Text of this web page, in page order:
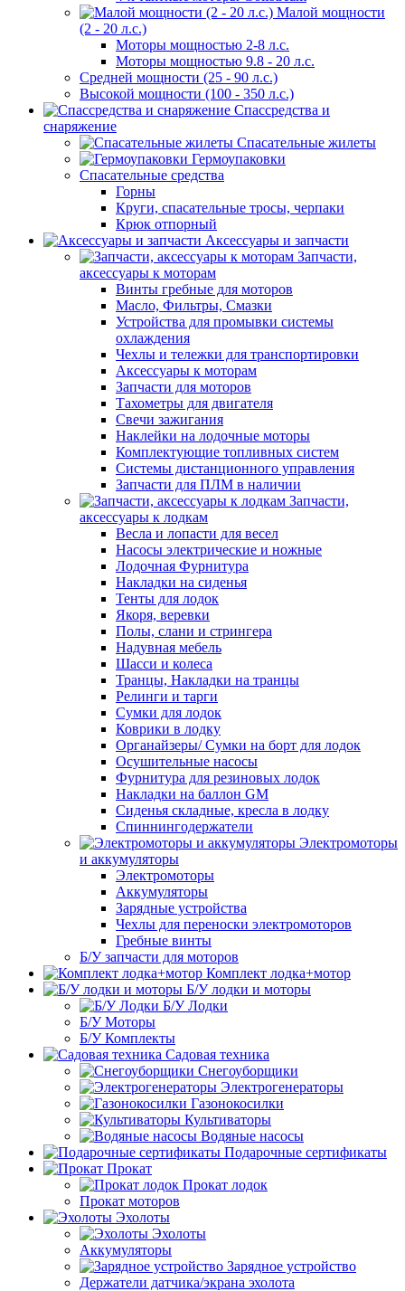
Малой мощности
(2 - 20 л.с.)
Моторы мощностью 2-8 л.с.
Моторы мощностью 9.8 - 20 л.с.
Средней мощности (25 - 90 л.с.)
Высокой мощности (100 - 350 л.с.)
Спассредства и
снаряжение
Спасательные жилеты
Гермоупаковки
Спасательные средства
Горны
Круги, спасательные тросы, черпаки
Крюк отпорный
Аксессуары и запчасти
Запчасти,
аксессуары к моторам
Винты гребные для моторов
Масло, Фильтры, Смазки
Устройства для промывки системы
охлаждения
Чехлы и тележки для транспортировки
Аксессуары к моторам
Запчасти для моторов
Тахометры для двигателя
Свечи зажигания
Наклейки на лодочные моторы
Комплектующие топливных систем
Системы дистанционного управления
Запчасти для ПЛМ в наличии
Запчасти,
аксессуары к лодкам
Весла и лопасти для весел
Насосы электрические и ножные
Лодочная Фурнитура
Накладки на сиденья
Тенты для лодок
Якоря, веревки
Полы, слани и стрингера
Надувная мебель
Шасси и колеса
Транцы, Накладки на транцы
Релинги и тарги
Сумки для лодок
Коврики в лодку
Органайзеры/ Сумки на борт для лодок
Осушительные насосы
Фурнитура для резиновых лодок
Накладки на баллон GM
Сиденья складные, кресла в лодку
Спиннингодержатели
Электромоторы
и аккумуляторы
Электромоторы
Аккумуляторы
Зарядные устройства
Чехлы для переноски электромоторов
Гребные винты
Б/У запчасти для моторов
Комплект лодка+мотор
Б/У лодки и моторы
Б/У Лодки
Б/У Моторы
Б/У Комплекты
Садовая техника
Снегоуборщики
Электрогенераторы
Газонокосилки
Культиваторы
Водяные насосы
Подарочные сертификаты
Прокат
Прокат лодок
Прокат моторов
Эхолоты
Эхолоты
Аккумуляторы
Зарядное устройство
Держатели датчика/экрана эхолота